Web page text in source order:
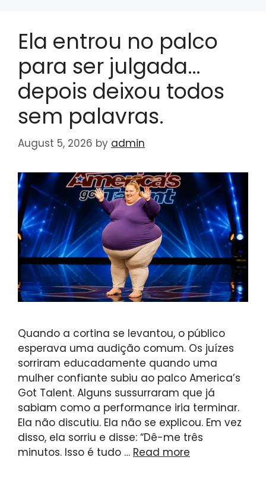
Ela entrou no palco
para ser julgada…
depois deixou todos
sem palavras.
August 5, 2026 by admin
Quando a cortina se levantou, o público
esperava uma audição comum. Os juízes
sorriram educadamente quando uma
mulher confiante subiu ao palco America’s
Got Talent. Alguns sussurraram que já
sabiam como a performance iria terminar.
Ela não discutiu. Ela não se explicou. Em vez
disso, ela sorriu e disse: “Dê-me três
minutos. Isso é tudo … Read more